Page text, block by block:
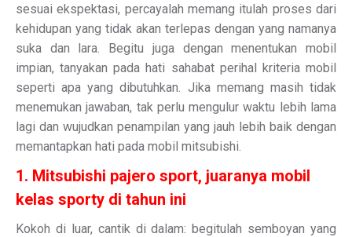
sesuai ekspektasi, percayalah memang itulah proses dari
kehidupan yang tidak akan terlepas dengan yang namanya
suka dan lara. Begitu juga dengan menentukan mobil
impian, tanyakan pada hati sahabat perihal kriteria mobil
seperti apa yang dibutuhkan. Jika memang masih tidak
menemukan jawaban, tak perlu mengulur waktu lebih lama
lagi dan wujudkan penampilan yang jauh lebih baik dengan
memantapkan hati pada mobil mitsubishi.
1. Mitsubishi pajero sport, juaranya mobil
kelas sporty di tahun ini
Kokoh di luar, cantik di dalam: begitulah semboyan yang